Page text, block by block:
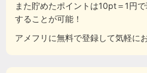
また貯めたポイントは10pt＝1円
することが可能！
アメフリに無料で登録して気軽に